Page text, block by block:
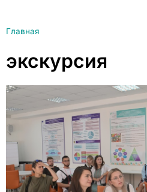
Главная
экскурсия